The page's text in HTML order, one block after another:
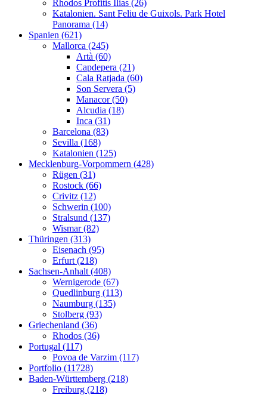
Rhodos Profitis Ilias (26)
Katalonien. Sant Feliu de Guixols. Park Hotel
Panorama (14)
Spanien (621)
Mallorca (245)
Artà (60)
Capdepera (21)
Cala Ratjada (60)
Son Servera (5)
Manacor (50)
Alcudia (18)
Inca (31)
Barcelona (83)
Sevilla (168)
Katalonien (125)
Mecklenburg-Vorpommern (428)
Rügen (31)
Rostock (66)
Crivitz (12)
Schwerin (100)
Stralsund (137)
Wismar (82)
Thüringen (313)
Eisenach (95)
Erfurt (218)
Sachsen-Anhalt (408)
Wernigerode (67)
Quedlinburg (113)
Naumburg (135)
Stolberg (93)
Griechenland (36)
Rhodos (36)
Portugal (117)
Povoa de Varzim (117)
Portfolio (11728)
Baden-Württemberg (218)
Freiburg (218)